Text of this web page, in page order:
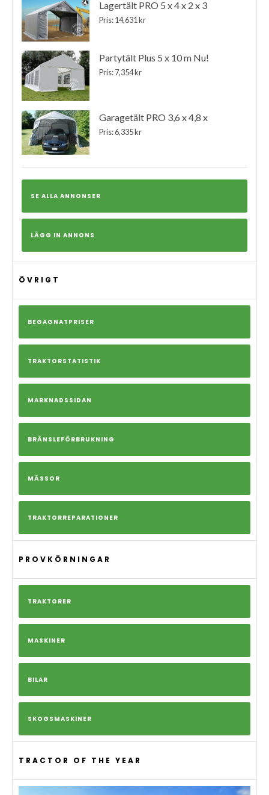
Lagertält PRO 5 x 4 x 2 x 3
Pris: 14,631 kr
Partytält Plus 5 x 10 m Nu!
Pris: 7,354 kr
Garagetält PRO 3,6 x 4,8 x
Pris: 6,335 kr
SE ALLA ANNONSER
LÄGG IN ANNONS
ÖVRIGT
BEGAGNATPRISER
TRAKTORSTATISTIK
MARKNADSSIDAN
BRÄNSLEFÖRBRUKNING
MÄSSOR
TRAKTORREPARATIONER
PROVKÖRNINGAR
TRAKTORER
MASKINER
BILAR
SKOGSMASKINER
TRACTOR OF THE YEAR